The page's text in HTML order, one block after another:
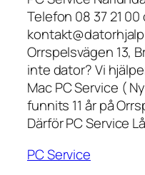
Telefon 08 37 21
Orrspelsvägen 13,
inte dator? Vi
Mac PC Service (
funnits 11 år på
Därför PC Service
PC Service